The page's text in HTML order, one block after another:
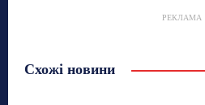
РЕКЛАМА
Схожі новини